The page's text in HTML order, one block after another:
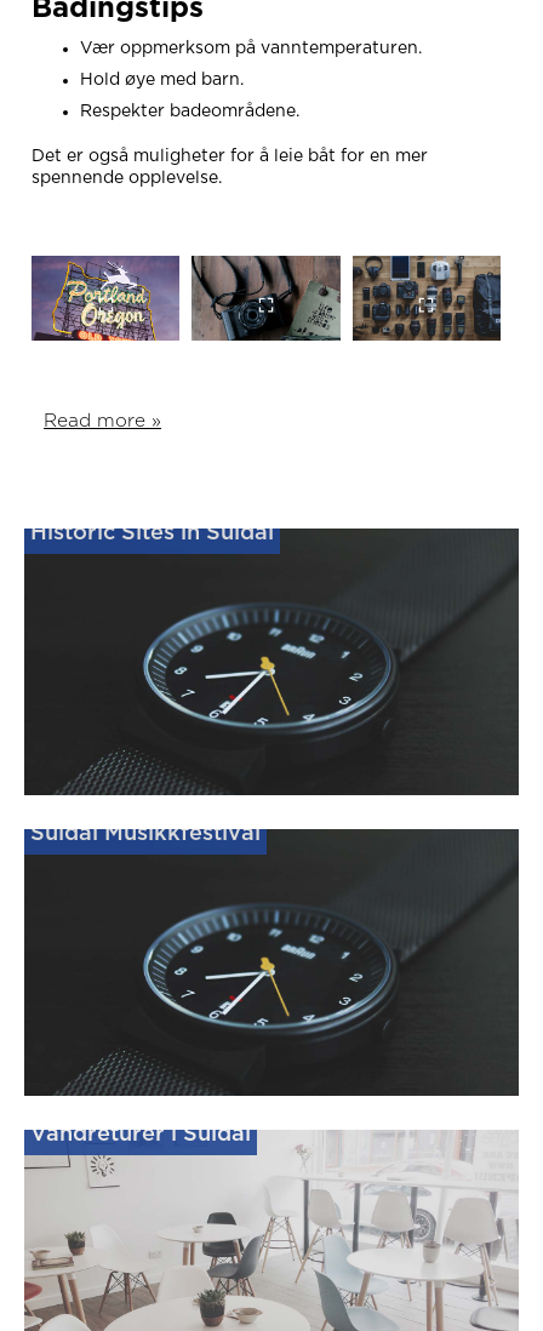
Badingstips
Vær oppmerksom på vanntemperaturen.
Hold øye med barn.
Respekter badeområdene.
Det er også muligheter for å leie båt for en mer
spennende opplevelse.
Read more »
Historic Sites in Suldal
Suldal Musikkfestival
Vandreturer i Suldal